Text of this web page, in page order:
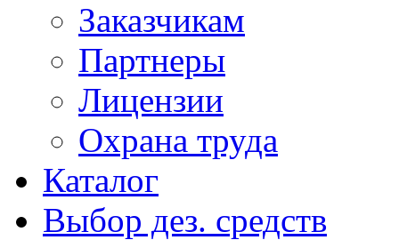
Заказчикам
Партнеры
Лицензии
Охрана труда
Каталог
Выбор дез. средств